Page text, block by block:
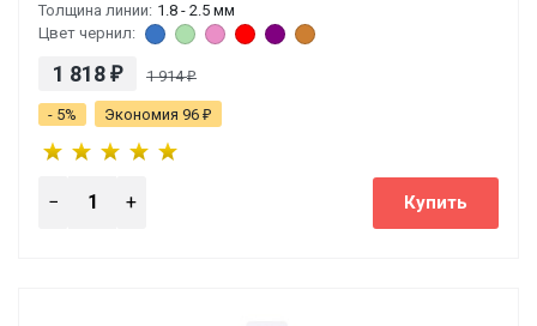
Толщина линии: 1.8 - 2.5 мм
Цвет чернил:
1 818 ₽ 1 914₽
- 5% Экономия 96 ₽